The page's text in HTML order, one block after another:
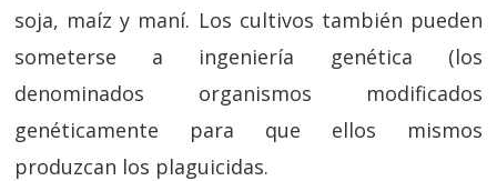
soja, maíz y maní. Los cultivos también pueden
someterse a ingeniería genética (los
denominados organismos modificados
genéticamente para que ellos mismos
produzcan los plaguicidas.